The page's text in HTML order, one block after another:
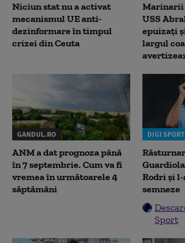
Niciun stat nu a activat
mecanismul UE anti-
dezinformare în timpul
crizei din Ceuta
Marinarii
USS
epuizați
largul
GANDUL.RO
ANM a dat prognoza până
în 7 septembrie. Cum va fi
vremea în următoarele 4
săptămâni
DIGI SPORT
Rodri și l-
semneze
Sport